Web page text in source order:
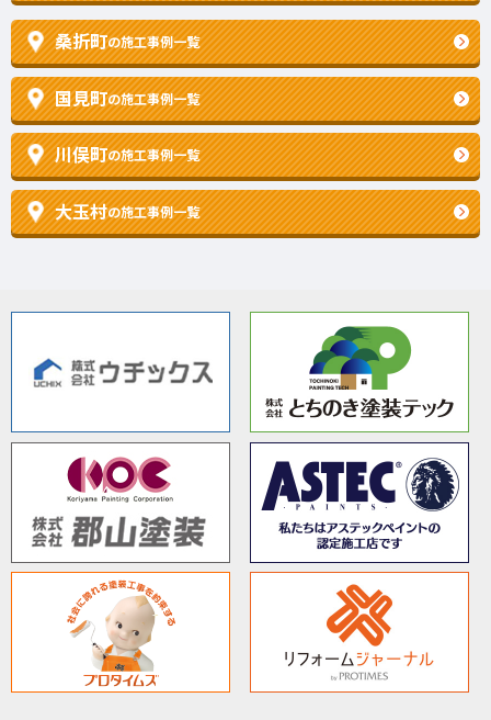
桑折町の施工事例一覧
国見町の施工事例一覧
川俣町の施工事例一覧
大玉村の施工事例一覧